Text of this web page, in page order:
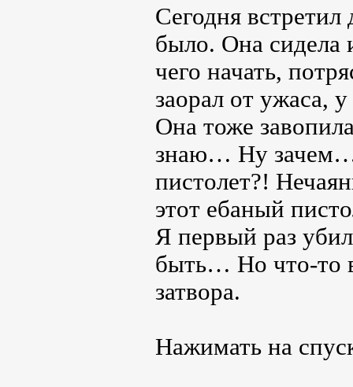
Сегодня
было. Она сидела
чего начать,
заорал от ужаса,
Она тоже
знаю… Ну зачем…
пистолет?!
этот ебаный
Я первый раз
быть… Но что-то
затвора.
Нажимать на